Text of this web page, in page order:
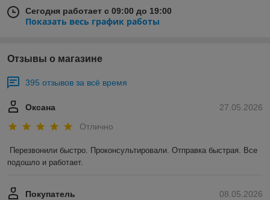
Сегодня работает с 09:00 до 19:00
Показать весь график работы
Отзывы о магазине
395 отзывов за всё время
27.05.2026
Оксана
Отлично
Перезвонили быстро. Проконсультировали. Отправка быстрая. Все
подошло и работает.
08.05.2026
Покупатель